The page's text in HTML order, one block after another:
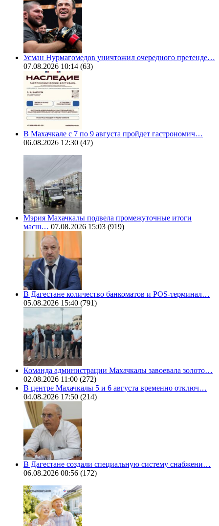
Усман Нурмагомедов уничтожил очередного претенде…
07.08.2026 10:14 (63)
В Махачкале с 7 по 9 августа пройдет гастрономич…
06.08.2026 12:30 (47)
Мэрия Махачкалы подвела промежуточные итоги
масш… 07.08.2026 15:03 (919)
В Дагестане количество банкоматов и POS-терминал…
05.08.2026 15:40 (791)
Команда администрации Махачкалы завоевала золото…
02.08.2026 11:00 (272)
В центре Махачкалы 5 и 6 августа временно отключ…
04.08.2026 17:50 (214)
В Дагестане создали специальную систему снабжени…
06.08.2026 08:56 (172)